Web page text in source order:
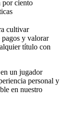
por ciento
cultivar
y valorar
título con
un jugador
personal y
en nuestro